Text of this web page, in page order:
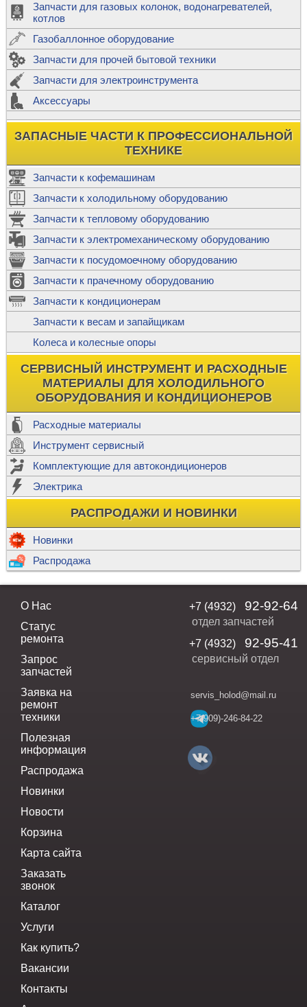
Запчасти для газовых колонок, водонагревателей,
котлов
Газобаллонное оборудование
Запчасти для прочей бытовой техники
Запчасти для электроинструмента
Аксессуары
ЗАПАСНЫЕ ЧАСТИ К ПРОФЕССИОНАЛЬНОЙ
ТЕХНИКЕ
Запчасти к кофемашинам
Запчасти к холодильному оборудованию
Запчасти к тепловому оборудованию
Запчасти к электромеханическому оборудованию
Запчасти к посудомоечному оборудованию
Запчасти к прачечному оборудованию
Запчасти к кондиционерам
Запчасти к весам и запайщикам
Колеса и колесные опоры
СЕРВИСНЫЙ ИНСТРУМЕНТ И РАСХОДНЫЕ
МАТЕРИАЛЫ ДЛЯ ХОЛОДИЛЬНОГО
ОБОРУДОВАНИЯ И КОНДИЦИОНЕРОВ
Расходные материалы
Инструмент сервисный
Комплектующие для автокондиционеров
Электрика
РАСПРОДАЖИ И НОВИНКИ
Новинки
Распродажа
О Нас
Статус
ремонта
Запрос
запчастей
Заявка на
ремонт
техники
Полезная
информация
Распродажа
Новинки
Новости
Корзина
Карта сайта
Заказать
звонок
Каталог
Услуги
Как купить?
Вакансии
Контакты
+7 (4932) 92-92-64
отдел запчастей
+7 (4932)
92-95-41
сервисный отдел
servis_holod@mail.ru
+7(909)-246-84-22